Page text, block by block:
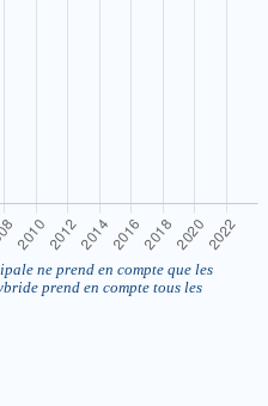
ne prend en compte que les
prend en compte tous les